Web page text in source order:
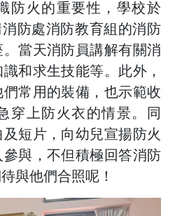
防火的重要性，學校於
防處消防教育組的消防
當天消防員講解有關消
和求生技能等。此外，
常用的裝備，也示範收
穿上防火衣的情景。同
短片，向幼兒宣揚防火
與，不但積極回答消防
與他們合照呢！